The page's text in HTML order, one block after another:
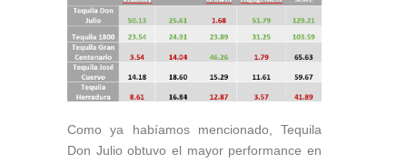
Como ya habíamos mencionado, Tequila
Don Julio obtuvo el mayor performance en